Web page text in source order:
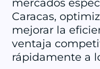
mercados
Caracas,
mejorar la
ventaja
rápidamente a